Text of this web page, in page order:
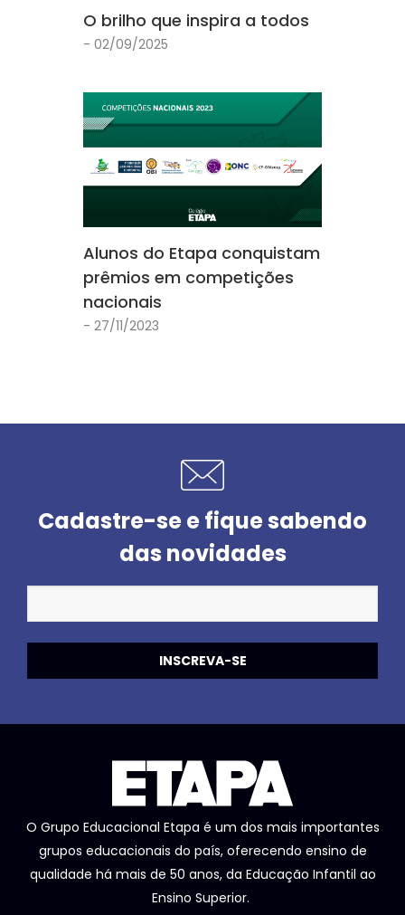
O brilho que inspira a todos
- 02/09/2025
Alunos do Etapa conquistam
prêmios em competições
nacionais
- 27/11/2023
Cadastre-se e fique sabendo
das novidades
O Grupo Educacional Etapa é um dos mais importantes
grupos educacionais do país, oferecendo ensino de
qualidade há mais de 50 anos, da Educação Infantil ao
Ensino Superior.